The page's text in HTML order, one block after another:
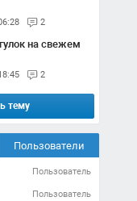
2
2
тему
Пользователи
Пользователь
Пользователь